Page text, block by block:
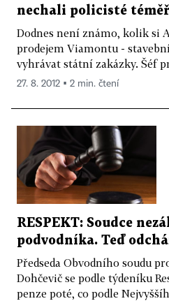
nechali policisté
Dodnes není známo, kolik si
prodejem Viamontu -
vyhrávat státní zakázky. Šéf
27. 8. 2012 ▪ 2 min. čtení
RESPEKT: Soudce
podvodníka. Teď
Předseda Obvodního soudu
Dohčevič se podle týdeníku
penze poté, co podle